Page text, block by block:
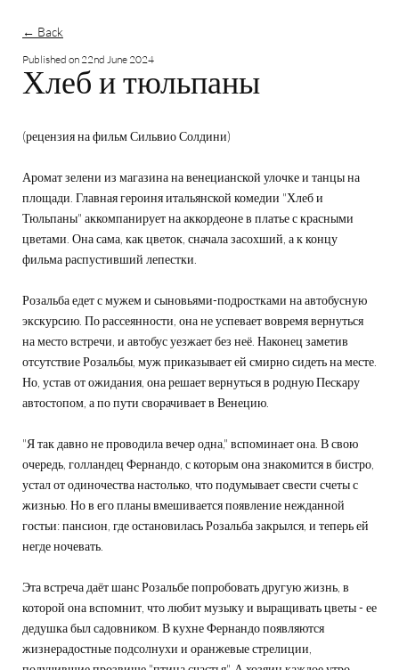
← Back
Published on 22nd June 2024
Хлеб и тюльпаны
(рецензия на фильм Сильвио Солдини)
Аромат зелени из магазина на венецианской улочке и танцы на
площади. Главная героиня итальянской комедии "Хлеб и
Тюльпаны" аккомпанирует на аккордеоне в платье с красными
цветами. Она сама, как цветок, сначала засохший, а к концу
фильма распустивший лепестки.
Розальба едет с мужем и сыновьями-подростками на автобусную
экскурсию. По рассеянности, она не успевает вовремя вернуться
на место встречи, и автобус уезжает без неё. Наконец заметив
отсутствие Розальбы, муж приказывает ей смирно сидеть на месте.
Но, устав от ожидания, она решает вернуться в родную Пескару
автостопом, а по пути сворачивает в Венецию.
"Я так давно не проводила вечер одна," вспоминает она. В свою
очередь, голландец Фернандо, с которым она знакомится в бистро,
устал от одиночества настолько, что подумывает свести счеты с
жизнью. Но в его планы вмешивается появление нежданной
гостьи: пансион, где остановилась Розальба закрылся, и теперь ей
негде ночевать.
Эта встреча даёт шанс Розальбе попробовать другую жизнь, в
которой она вспомнит, что любит музыку и выращивать цветы - ее
дедушка был садовником. В кухне Фернандо появляются
жизнерадостные подсолнухи и оранжевые стрелиции,